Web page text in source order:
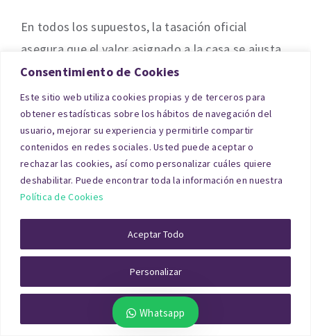
Consentimiento de Cookies
Este sitio web utiliza cookies propias y de terceros para
obtener estadísticas sobre los hábitos de navegación del
usuario, mejorar su experiencia y permitirle compartir
contenidos en redes sociales. Usted puede aceptar o
rechazar las cookies, así como personalizar cuáles quiere
deshabilitar. Puede encontrar toda la información en nuestra
Política de Cookies
Personalizar
Rechazar Todo
Aceptar Todo
En todos los supuestos, la tasación oficial
asegura que el valor asignado a la casa se ajusta
a la realidad del mercado.
Hipoteca
Cuando se solicita un préstamo hipotecario, la
entidad bancaria exige un informe oficial que
certifique el valor del inmueble. La
casa
una sociedad homologada por elBanco de
y cumplir la normativa
Whatsapp